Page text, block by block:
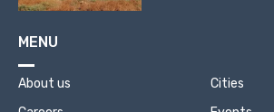
MENU
About us
Cities